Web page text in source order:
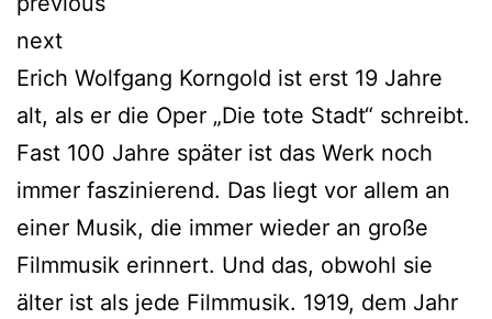
next
Erich Wolfgang Korngold ist erst 19 Jahre
alt, als er die Oper „Die tote Stadt“ schreibt.
Fast 100 Jahre später ist das Werk noch
immer faszinierend. Das liegt vor allem an
einer Musik, die immer wieder an große
Filmmusik erinnert. Und das, obwohl sie
älter ist als jede Filmmusik. 1919, dem Jahr